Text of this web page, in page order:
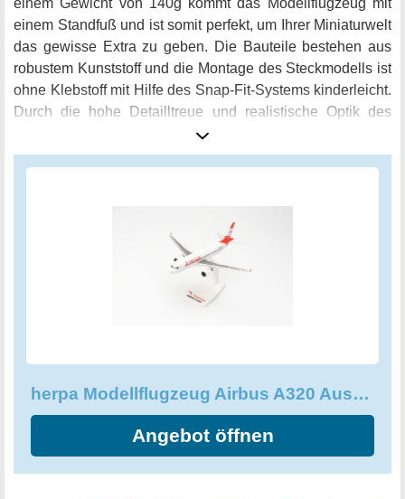
einem Gewicht von 140g kommt das Modellflugzeug mit
einem Standfuß und ist somit perfekt, um Ihrer Miniaturwelt
das gewisse Extra zu geben. Die Bauteile bestehen aus
robustem Kunststoff und die Montage des Steckmodells ist
ohne Klebstoff mit Hilfe des Snap-Fit-Systems kinderleicht.
Durch die hohe Detailltreue und realistische Optik des
Flugzeugmodells wird jeder Betrachter begeistert sein. Seit
70 Jahren steht Herpa für Qualität und ein Auge fürs Detail,
das Modellflugzeug Airbus A320 Austrian Airline -
Ausseerland ist ein absolutes Highlight für jeden Sammler
und Bastler. Lassen Sie sich von der Liebe zum Detail und
der herausragenden Qualität von Herpa überzeugen und
ergänzen Sie Ihre Dekoration um dieses unschlagbare
herpa Modellflugzeug Airbus A320 Austrian Airline - Ausseerland
Angebot öffnen